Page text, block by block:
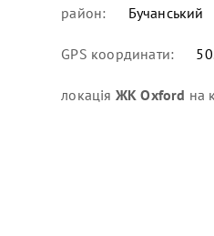
район: Бучанський
GPS координати:
локація ЖК Oxford на